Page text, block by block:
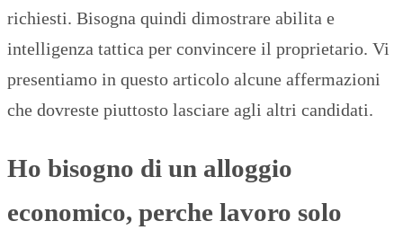
richiesti. Bisogna quindi dimostrare abilita e
intelligenza tattica per convincere il proprietario. Vi
presentiamo in questo articolo alcune affermazioni
che dovreste piuttosto lasciare agli altri candidati.
Ho bisogno di un alloggio
economico, perche lavoro solo